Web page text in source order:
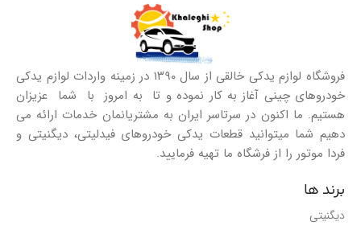
فروشگاه لوازم یدکی خالقی از سال ۱۳۹۰ در زمینه واردات لوازم یدکی
خودروهای چینی آغاز به کار نموده و تا به امروز با شما عزیزان
هستیم. ما اکنون در سرتاسر ایران به مشتریانمان خدمات ارائه می
دهیم شما میتوانید قطعات یدکی خودروهای فیدلیتی، دیگنیتی و
فردا موتور را از فرشگاه ما تهیه فرمایید.
برند ها
دیگنیتی